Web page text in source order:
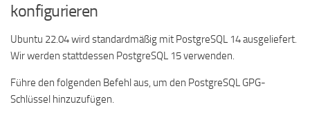
konfigurieren
Ubuntu 22.04 wird standardmäßig mit PostgreSQL 14 ausgeliefert.
Wir werden stattdessen PostgreSQL 15 verwenden.
Führe den folgenden Befehl aus, um den PostgreSQL GPG-
Schlüssel hinzuzufügen.